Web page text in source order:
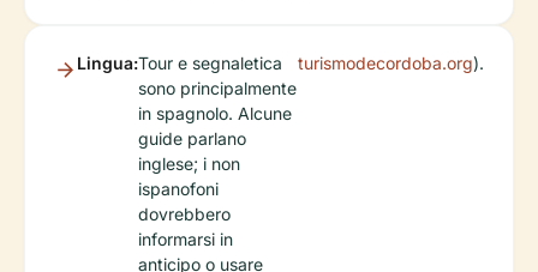
Lingua:Tour e segnaletica
sono principalmente
in spagnolo. Alcune
guide parlano
inglese; i non
ispanofoni
dovrebbero
informarsi in
anticipo o usare
turismodecordoba.org).